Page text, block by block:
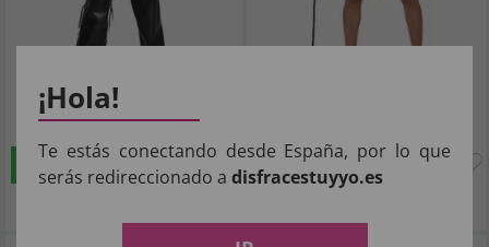
50,82€
COMPRAR COMPRAR
¡Hola!
Te estás conectando desde España, por lo que
serás redireccionado a disfracestuyyo.es